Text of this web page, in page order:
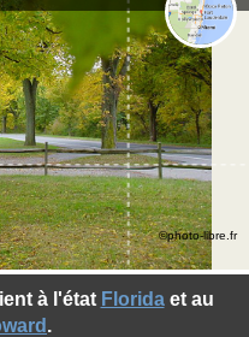
à l'état Floridaet au
.
©photo-libre.fr